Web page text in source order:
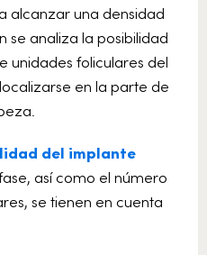
alcanzar una densidad
se analiza la posibilidad
unidades foliculares del
en la parte de
del implante
así como el número
se tienen en cuenta